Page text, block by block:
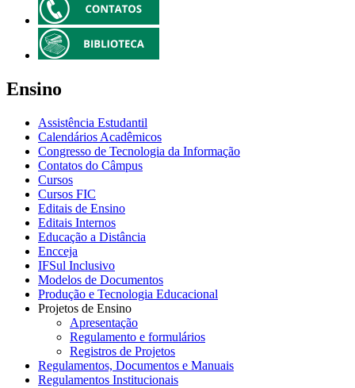
Ensino
Assistência Estudantil
Calendários Acadêmicos
Congresso de Tecnologia da Informação
Contatos do Câmpus
Cursos
Cursos FIC
Editais de Ensino
Editais Internos
Educação a Distância
Encceja
IFSul Inclusivo
Modelos de Documentos
Produção e Tecnologia Educacional
Projetos de Ensino
Apresentação
Regulamento e formulários
Registros de Projetos
Regulamentos, Documentos e Manuais
Regulamentos Institucionais